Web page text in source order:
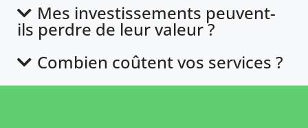
Mes investissements peuvent-
ils perdre de leur valeur ?
Combien coûtent vos services ?